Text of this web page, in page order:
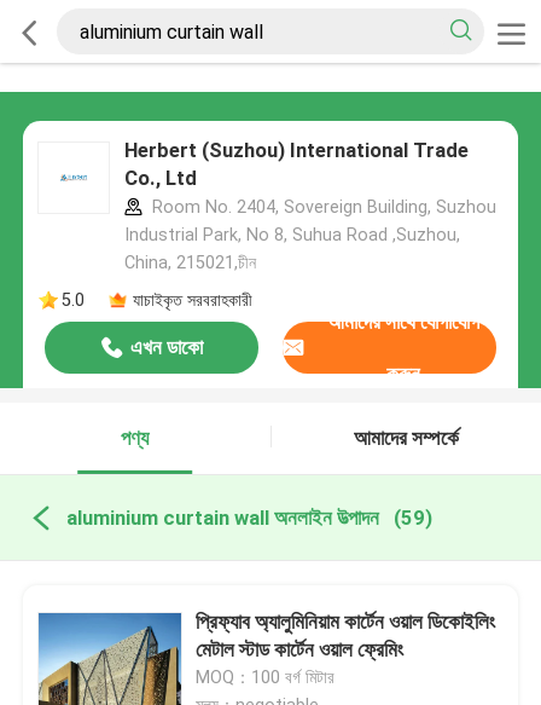
Herbert (Suzhou) International Trade
Co., Ltd
Room No. 2404, Sovereign Building, Suzhou
Industrial Park, No 8, Suhua Road ,Suzhou,
China, 215021,চীন
5.0
যাচাইকৃত সরবরাহকারী
এখন ডাকো
আমাদের সাথে যোগাযোগ
করুন
পণ্য আমাদের সম্পর্কে
aluminium curtain wall অনলাইন উত্পাদন (59)
প্রিফ্যাব অ্যালুমিনিয়াম কার্টেন ওয়াল ডিকোইলিং
মেটাল স্টাড কার্টেন ওয়াল ফ্রেমিং
MOQ：100 বর্গ মিটার